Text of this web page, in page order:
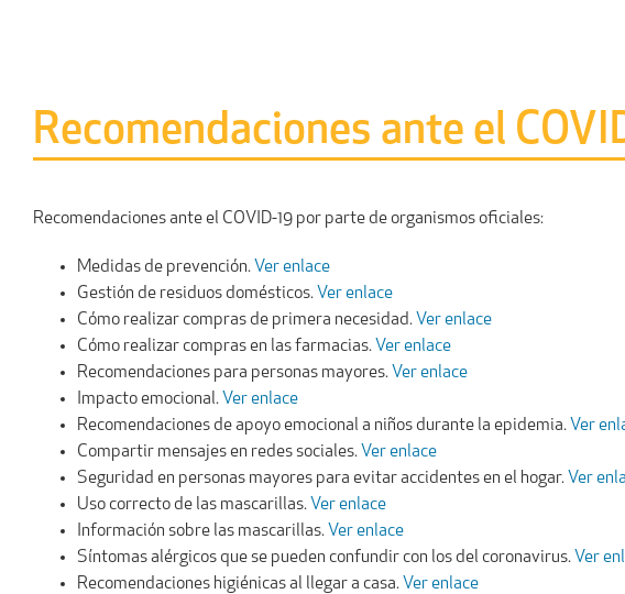
Recomendaciones ante el
Recomendaciones ante el COVID-19 por parte de organismos oficiales:
Medidas de prevención. Ver enlace
Gestión de residuos domésticos. Ver enlace
Cómo realizar compras de primera necesidad. Ver enlace
Cómo realizar compras en las farmacias. Ver enlace
Recomendaciones para personas mayores. Ver enlace
Impacto emocional. Ver enlace
Recomendaciones de apoyo emocional a niños durante la epidemia. Ver
Compartir mensajes en redes sociales. Ver enlace
Seguridad en personas mayores para evitar accidentes en el hogar. Ver
Uso correcto de las mascarillas. Ver enlace
Información sobre las mascarillas. Ver enlace
Síntomas alérgicos que se pueden confundir con los del coronavirus. Ver
Recomendaciones higiénicas al llegar a casa. Ver enlace